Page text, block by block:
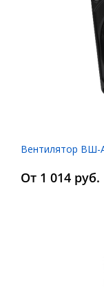
Вентилятор ВШ-
От 1 014 руб.